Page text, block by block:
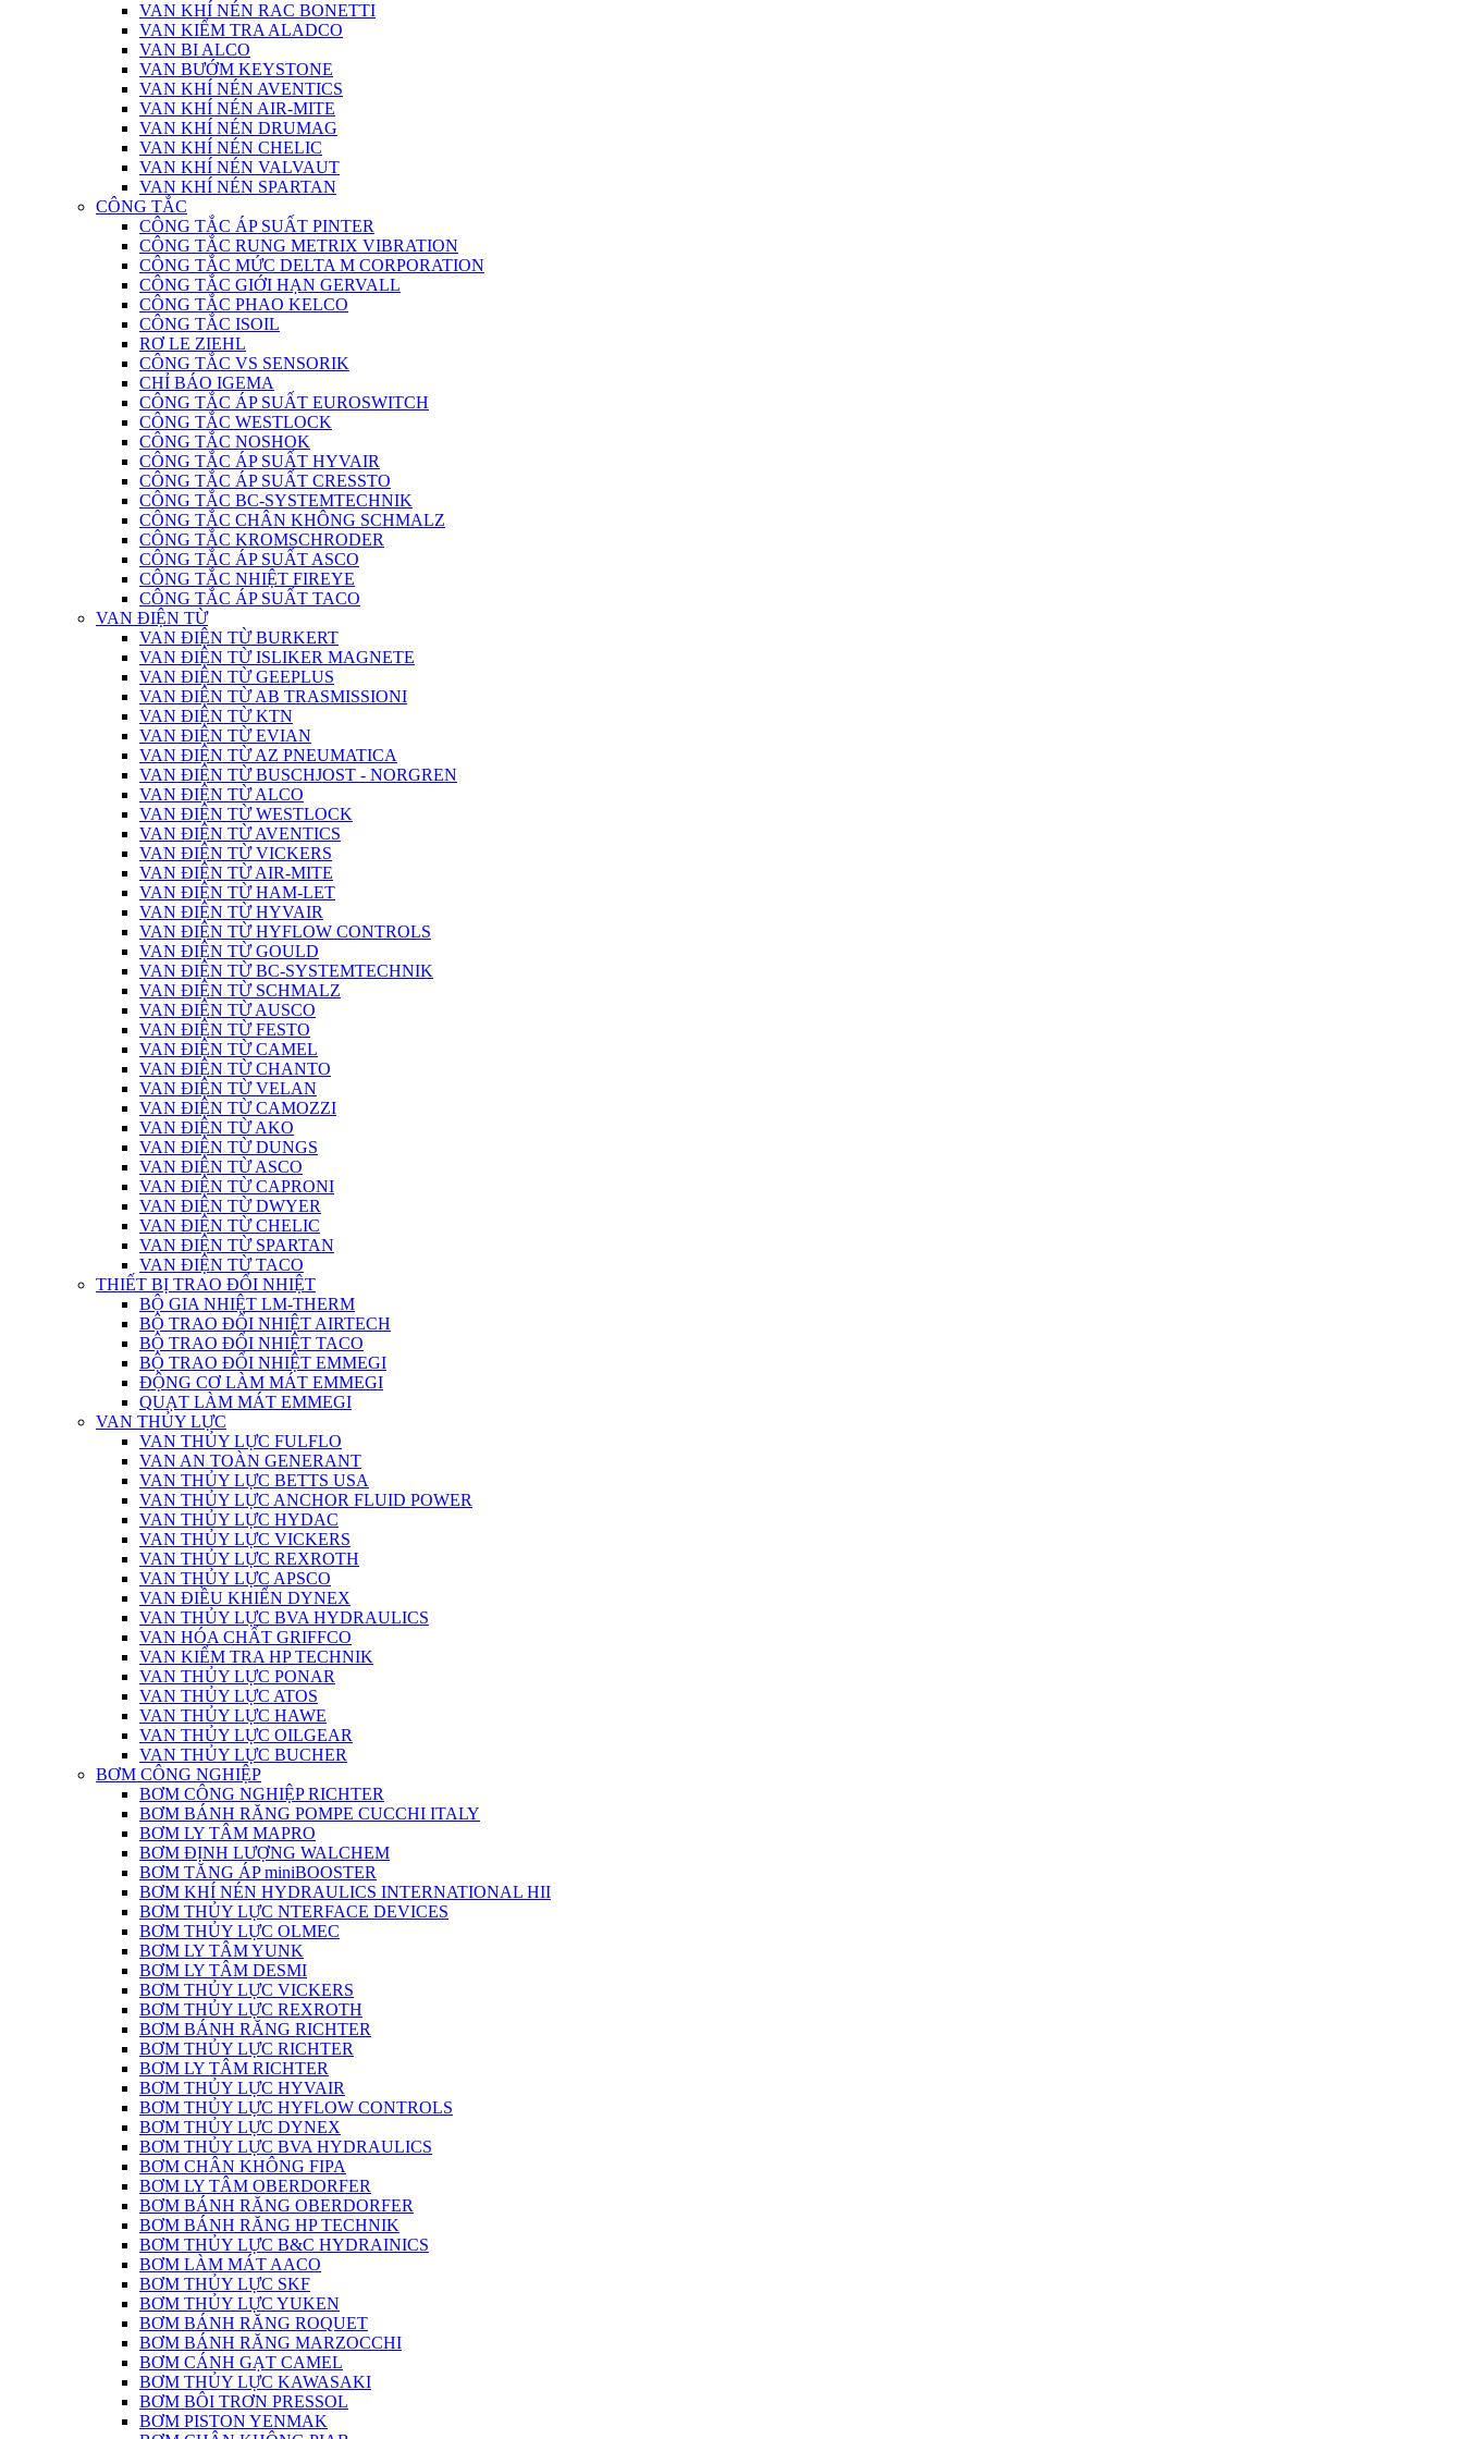
VAN KHÍ NÉN RAC BONETTI
VAN KIỂM TRA ALADCO
VAN BI ALCO
VAN BƯỚM KEYSTONE
VAN KHÍ NÉN AVENTICS
VAN KHÍ NÉN AIR-MITE
VAN KHÍ NÉN DRUMAG
VAN KHÍ NÉN CHELIC
VAN KHÍ NÉN VALVAUT
VAN KHÍ NÉN SPARTAN
CÔNG TẮC
CÔNG TẮC ÁP SUẤT PINTER
CÔNG TẮC RUNG METRIX VIBRATION
CÔNG TẮC MỨC DELTA M CORPORATION
CÔNG TẮC GIỚI HẠN GERVALL
CÔNG TẮC PHAO KELCO
CÔNG TẮC ISOIL
RƠ LE ZIEHL
CÔNG TẮC VS SENSORIK
CHỈ BÁO IGEMA
CÔNG TẮC ÁP SUẤT EUROSWITCH
CÔNG TẮC WESTLOCK
CÔNG TẮC NOSHOK
CÔNG TẮC ÁP SUẤT HYVAIR
CÔNG TẮC ÁP SUẤT CRESSTO
CÔNG TẮC BC-SYSTEMTECHNIK
CÔNG TẮC CHÂN KHÔNG SCHMALZ
CÔNG TẮC KROMSCHRODER
CÔNG TẮC ÁP SUẤT ASCO
CÔNG TẮC NHIỆT FIREYE
CÔNG TẮC ÁP SUẤT TACO
VAN ĐIỆN TỪ
VAN ĐIỆN TỪ BURKERT
VAN ĐIỆN TỪ ISLIKER MAGNETE
VAN ĐIỆN TỪ GEEPLUS
VAN ĐIỆN TỪ AB TRASMISSIONI
VAN ĐIỆN TỪ KTN
VAN ĐIỆN TỪ EVIAN
VAN ĐIỆN TỪ AZ PNEUMATICA
VAN ĐIỆN TỪ BUSCHJOST - NORGREN
VAN ĐIỆN TỪ ALCO
VAN ĐIỆN TỪ WESTLOCK
VAN ĐIỆN TỪ AVENTICS
VAN ĐIỆN TỪ VICKERS
VAN ĐIỆN TỪ AIR-MITE
VAN ĐIỆN TỪ HAM-LET
VAN ĐIỆN TỪ HYVAIR
VAN ĐIỆN TỪ HYFLOW CONTROLS
VAN ĐIỆN TỪ GOULD
VAN ĐIỆN TỪ BC-SYSTEMTECHNIK
VAN ĐIỆN TỪ SCHMALZ
VAN ĐIỆN TỪ AUSCO
VAN ĐIỆN TỪ FESTO
VAN ĐIỆN TỪ CAMEL
VAN ĐIỆN TỪ CHANTO
VAN ĐIỆN TỪ VELAN
VAN ĐIỆN TỪ CAMOZZI
VAN ĐIỆN TỪ AKO
VAN ĐIỆN TỪ DUNGS
VAN ĐIỆN TỪ ASCO
VAN ĐIỆN TỪ CAPRONI
VAN ĐIỆN TỪ DWYER
VAN ĐIỆN TỪ CHELIC
VAN ĐIỆN TỪ SPARTAN
VAN ĐIỆN TỪ TACO
THIẾT BỊ TRAO ĐỔI NHIỆT
BỘ GIA NHIỆT LM-THERM
BỘ TRAO ĐỔI NHIỆT AIRTECH
BỘ TRAO ĐỔI NHIỆT TACO
BỘ TRAO ĐỔI NHIỆT EMMEGI
ĐỘNG CƠ LÀM MÁT EMMEGI
QUẠT LÀM MÁT EMMEGI
VAN THỦY LỰC
VAN THỦY LỰC FULFLO
VAN AN TOÀN GENERANT
VAN THỦY LỰC BETTS USA
VAN THỦY LỰC ANCHOR FLUID POWER
VAN THỦY LỰC HYDAC
VAN THỦY LỰC VICKERS
VAN THỦY LỰC REXROTH
VAN THỦY LỰC APSCO
VAN ĐIỀU KHIỂN DYNEX
VAN THỦY LỰC BVA HYDRAULICS
VAN HÓA CHẤT GRIFFCO
VAN KIỂM TRA HP TECHNIK
VAN THỦY LỰC PONAR
VAN THỦY LỰC ATOS
VAN THỦY LỰC HAWE
VAN THỦY LỰC OILGEAR
VAN THỦY LỰC BUCHER
BƠM CÔNG NGHIỆP
BƠM CÔNG NGHIỆP RICHTER
BƠM BÁNH RĂNG POMPE CUCCHI ITALY
BƠM LY TÂM MAPRO
BƠM ĐỊNH LƯỢNG WALCHEM
BƠM TĂNG ÁP miniBOOSTER
BƠM KHÍ NÉN HYDRAULICS INTERNATIONAL HII
BƠM THỦY LỰC NTERFACE DEVICES
BƠM THỦY LỰC OLMEC
BƠM LY TÂM YUNK
BƠM LY TÂM DESMI
BƠM THỦY LỰC VICKERS
BƠM THỦY LỰC REXROTH
BƠM BÁNH RĂNG RICHTER
BƠM THỦY LỰC RICHTER
BƠM LY TÂM RICHTER
BƠM THỦY LỰC HYVAIR
BƠM THỦY LỰC HYFLOW CONTROLS
BƠM THỦY LỰC DYNEX
BƠM THỦY LỰC BVA HYDRAULICS
BƠM CHÂN KHÔNG FIPA
BƠM LY TÂM OBERDORFER
BƠM BÁNH RĂNG OBERDORFER
BƠM BÁNH RĂNG HP TECHNIK
BƠM THỦY LỰC B&C HYDRAINICS
BƠM LÀM MÁT AACO
BƠM THỦY LỰC SKF
BƠM THỦY LỰC YUKEN
BƠM BÁNH RĂNG ROQUET
BƠM BÁNH RĂNG MARZOCCHI
BƠM CÁNH GẠT CAMEL
BƠM THỦY LỰC KAWASAKI
BƠM BÔI TRƠN PRESSOL
BƠM PISTON YENMAK